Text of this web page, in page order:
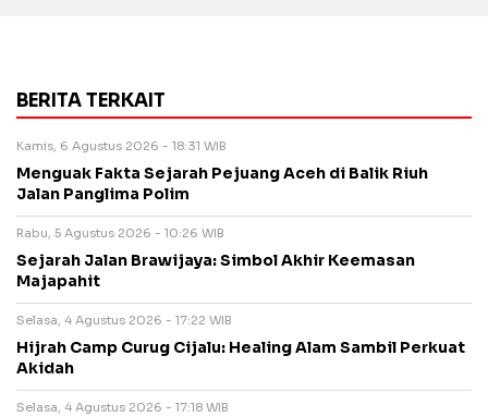
BERITA TERKAIT
Kamis, 6 Agustus 2026 - 18:31 WIB
Menguak Fakta Sejarah Pejuang Aceh di Balik Riuh
Jalan Panglima Polim
Rabu, 5 Agustus 2026 - 10:26 WIB
Sejarah Jalan Brawijaya: Simbol Akhir Keemasan
Majapahit
Selasa, 4 Agustus 2026 - 17:22 WIB
Hijrah Camp Curug Cijalu: Healing Alam Sambil Perkuat
Akidah
Selasa, 4 Agustus 2026 - 17:18 WIB